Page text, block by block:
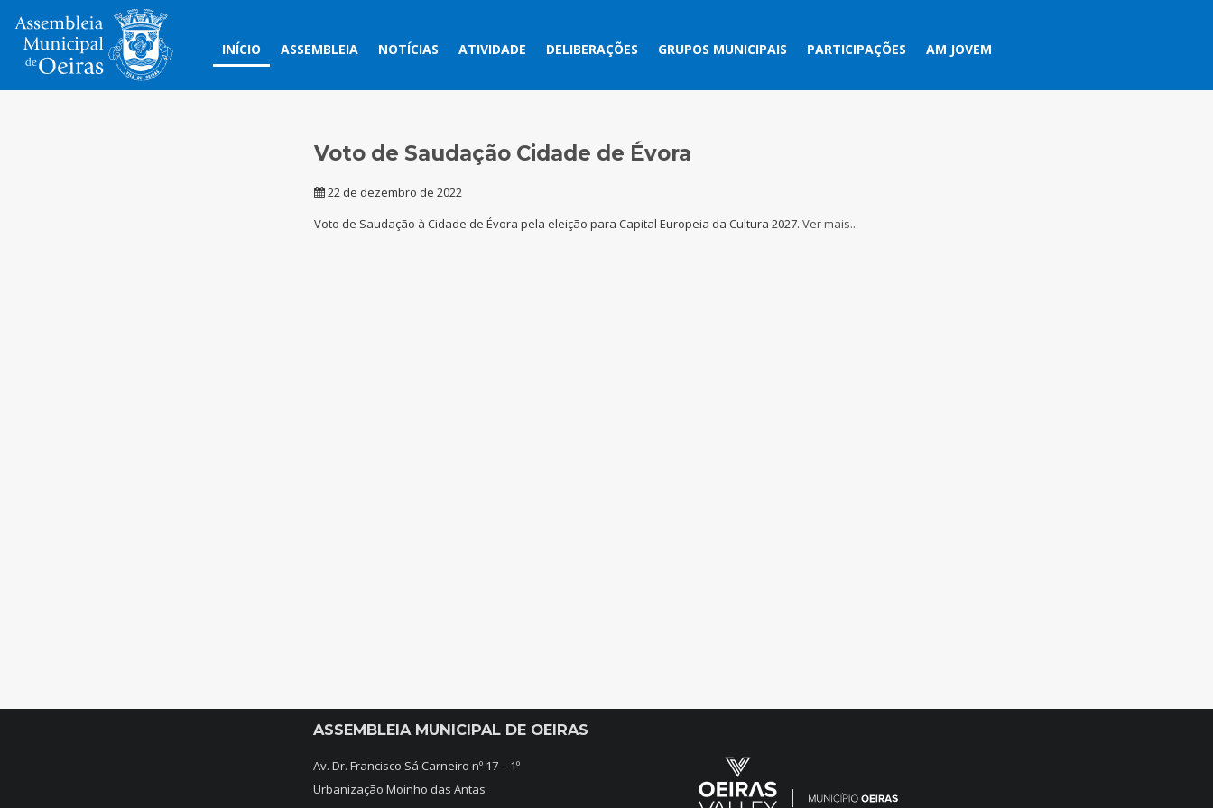
INÍCIO ASSEMBLEIA NOTÍCIAS ATIVIDADE DELIBERAÇÕES GRUPOS MUNICIPAIS PARTICIPAÇÕES AM JOVEM
Voto de Saudação Cidade de Évora
22 de dezembro de 2022
​Voto de Saudação à Cidade de Évora pela eleição para Capital Europeia da Cultura 2027. Ver mais..
ASSEMBLEIA MUNICIPAL DE OEIRAS
Av. Dr. Francisco Sá Carneiro nº 17 – 1º
Urbanização Moinho das Antas